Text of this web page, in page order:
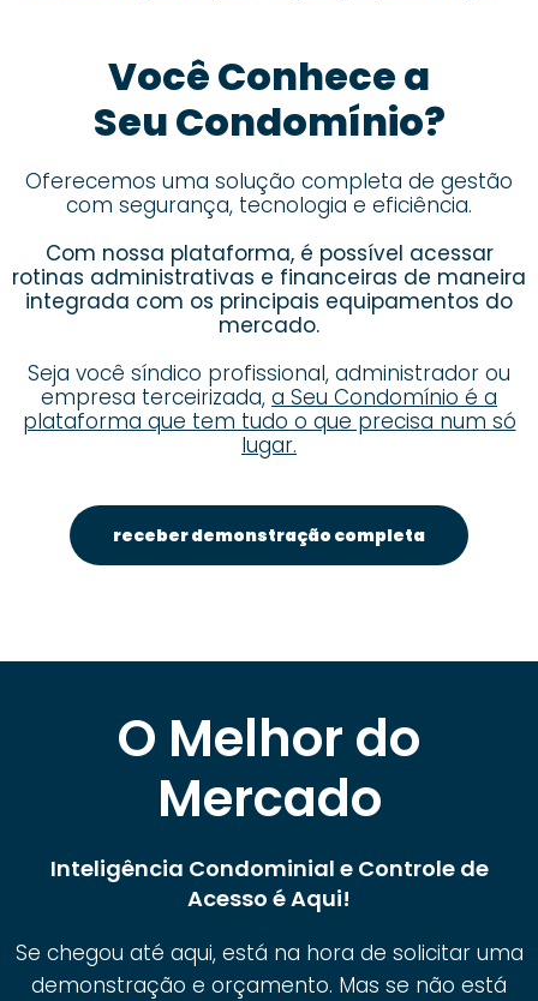
Você Conhece a
Seu Condomínio?
Oferecemos uma solução completa de gestão
com segurança, tecnologia e eficiência.
Com nossa plataforma, é possível acessar
rotinas administrativas e financeiras de maneira
integrada com os principais equipamentos do
mercado.
Seja você síndico profissional, administrador ou
empresa terceirizada, a Seu Condomínio é a
plataforma que tem tudo o que precisa num só
lugar.
receber demonstração completa
O Melhor do
Mercado
Inteligência Condominial e Controle de
Acesso é Aqui!
Se chegou até aqui, está na hora de solicitar uma
demonstração e orçamento. Mas se não está